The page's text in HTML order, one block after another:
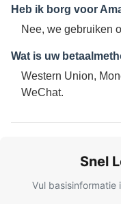
Heb ik borg voor
Nee, we gebruiken
Wat is uw
Western Union,
WeChat.
Snel
Vul basisinformatie